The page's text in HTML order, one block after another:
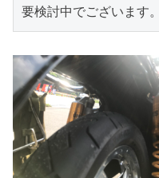
要検討中でございます。